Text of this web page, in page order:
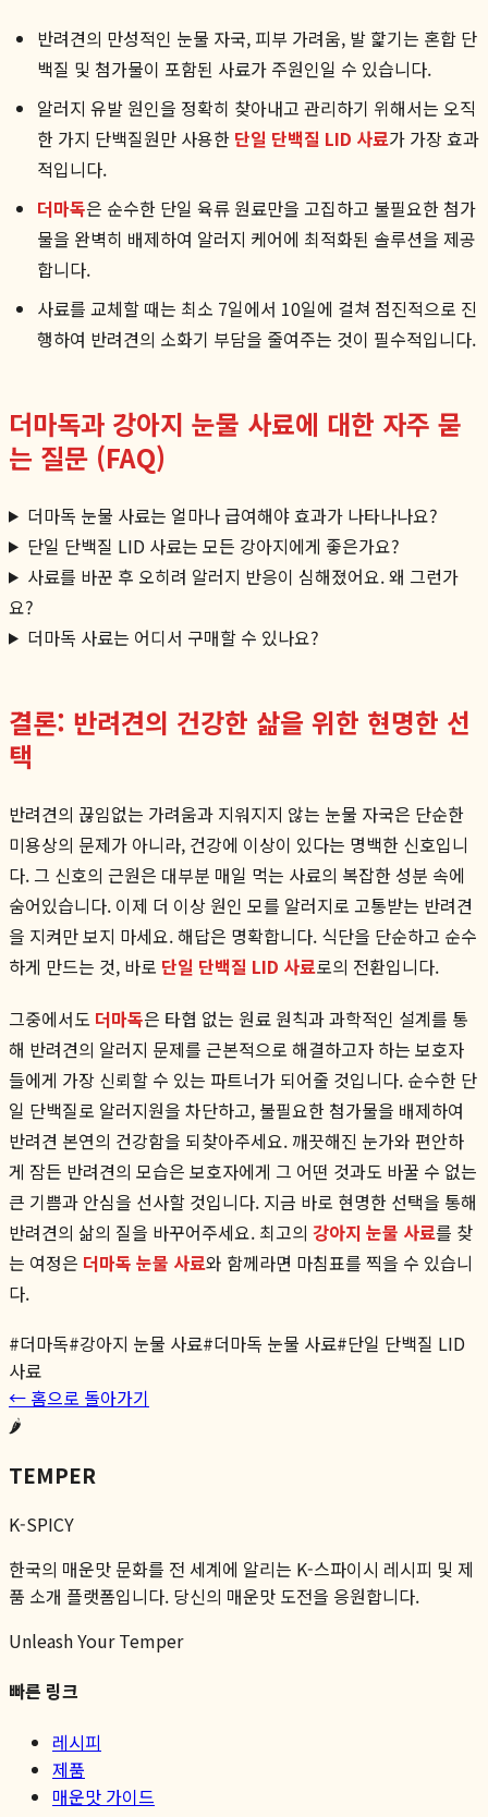
반려견의 만성적인 눈물 자국, 피부 가려움, 발 핥기는 혼합 단
백질 및 첨가물이 포함된 사료가 주원인일 수 있습니다.
알러지 유발 원인을 정확히 찾아내고 관리하기 위해서는 오직
한 가지 단백질원만 사용한 단일 단백질 LID 사료가 가장 효과
적입니다.
더마독은 순수한 단일 육류 원료만을 고집하고 불필요한 첨가
물을 완벽히 배제하여 알러지 케어에 최적화된 솔루션을 제공
합니다.
사료를 교체할 때는 최소 7일에서 10일에 걸쳐 점진적으로 진
행하여 반려견의 소화기 부담을 줄여주는 것이 필수적입니다.
더마독과 강아지 눈물 사료에 대한 자주 묻
는 질문 (FAQ)
더마독 눈물 사료는 얼마나 급여해야 효과가 나타나나요?
단일 단백질 LID 사료는 모든 강아지에게 좋은가요?
사료를 바꾼 후 오히려 알러지 반응이 심해졌어요. 왜 그런가
요?
더마독 사료는 어디서 구매할 수 있나요?
결론: 반려견의 건강한 삶을 위한 현명한 선
택
반려견의 끊임없는 가려움과 지워지지 않는 눈물 자국은 단순한
미용상의 문제가 아니라, 건강에 이상이 있다는 명백한 신호입니
다. 그 신호의 근원은 대부분 매일 먹는 사료의 복잡한 성분 속에
숨어있습니다. 이제 더 이상 원인 모를 알러지로 고통받는 반려견
을 지켜만 보지 마세요. 해답은 명확합니다. 식단을 단순하고 순수
하게 만드는 것, 바로 단일 단백질 LID 사료로의 전환입니다.
그중에서도 더마독은 타협 없는 원료 원칙과 과학적인 설계를 통
해 반려견의 알러지 문제를 근본적으로 해결하고자 하는 보호자
들에게 가장 신뢰할 수 있는 파트너가 되어줄 것입니다. 순수한 단
일 단백질로 알러지원을 차단하고, 불필요한 첨가물을 배제하여
반려견 본연의 건강함을 되찾아주세요. 깨끗해진 눈가와 편안하
게 잠든 반려견의 모습은 보호자에게 그 어떤 것과도 바꿀 수 없는
큰 기쁨과 안심을 선사할 것입니다. 지금 바로 현명한 선택을 통해
반려견의 삶의 질을 바꾸어주세요. 최고의 강아지 눈물 사료를 찾
는 여정은 더마독 눈물 사료와 함께라면 마침표를 찍을 수 있습니
다.
#더마독#강아지 눈물 사료#더마독 눈물 사료#단일 단백질 LID
사료
← 홈으로 돌아가기
🌶️
TEMPER
K-SPICY
한국의 매운맛 문화를 전 세계에 알리는 K-스파이시 레시피 및 제
품 소개 플랫폼입니다. 당신의 매운맛 도전을 응원합니다.
Unleash Your Temper
빠른 링크
레시피
제품
매운맛 가이드